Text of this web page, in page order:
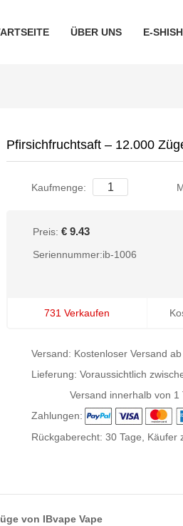
ÜBER UNS E-
Pfirsichfruchtsaft – 12.000
Kaufmenge:
Preis:€ 9.43
Seriennummer:ib-1006
731 Verkaufen
Versand: Kostenloser Versand
Lieferung: Voraussichtlich
Versand innerhalb von 1
Zahlungen:
Rückgaberecht: 30 Tage, Käufer
von IBvape Vape